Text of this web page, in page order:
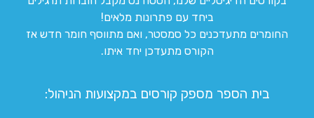
ביחד עם פתרונות מלאים!
החומרים מתעדכנים כל סמסטר, ואם מתווסף חומר חדש אז
הקורס מתעדכן יחד איתו.
בית הספר מספק קורסים במקצועות הניהול: